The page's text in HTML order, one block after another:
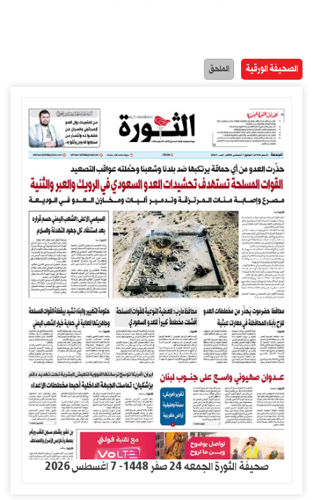
الصحيفة الورقية الملحق
صحيفة الثورة الجمعه 24 صفر 1448- 7 اغسطس 2026